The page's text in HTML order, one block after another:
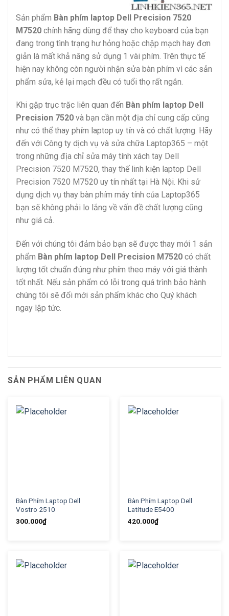
Sản phẩm Bàn phím laptop Dell Precision 7520
M7520 chính hãng dùng để thay cho keyboard của bạn
đang trong tình trạng hư hỏng hoặc chập mạch hay đơn
giản là mất khả năng sử dụng 1 vài phím. Trên thực tế
hiện nay không còn người nhận sửa bàn phím vì các sản
phẩm sửa, kẻ lại mạch đều có tuổi thọ rất ngắn.
Khi gặp trục trặc liên quan đến Bàn phím laptop Dell
Precision 7520 và bạn cần một địa chỉ cung cấp cũng
như có thể thay phím laptop uy tín và có chất lượng. Hãy
đến với Công ty dịch vụ và sửa chữa Laptop365 – một
trong những địa chỉ sửa máy tính xách tay Dell
Precision 7520 M7520, thay thế linh kiện laptop Dell
Precision 7520 M7520 uy tín nhất tại Hà Nội. Khi sử
dụng dịch vụ thay bàn phím máy tính của Laptop365
bạn sẽ không phải lo lắng về vấn đề chất lượng cũng
như giá cả.
Đến với chúng tôi đảm bảo bạn sẽ được thay mới 1 sản
phẩm Bàn phím laptop Dell Precision M7520 có chất
lượng tốt chuẩn đúng như phím theo máy với giá thành
tốt nhất. Nếu sản phẩm có lỗi trong quá trình bảo hành
chúng tôi sẽ đổi mới sản phẩm khác cho Quý khách
ngay lập tức.
SẢN PHẨM LIÊN QUAN
Bàn Phím Laptop Dell
Vostro 2510
300.000₫
Bàn Phím Laptop Dell
Latitude E5400
420.000₫